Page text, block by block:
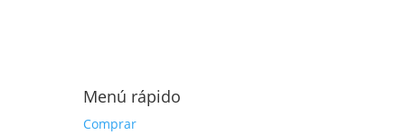
Menú rápido
Comprar